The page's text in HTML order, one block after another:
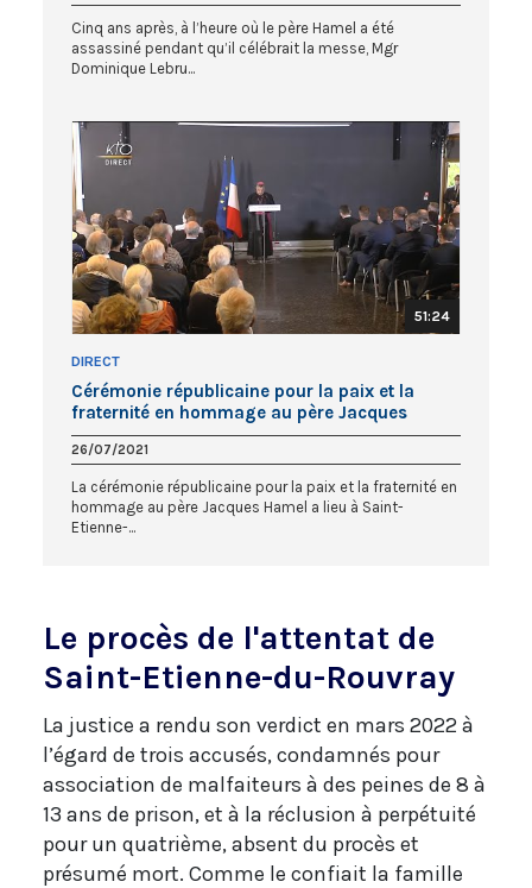
Cinq ans après, à l’heure où le père Hamel a été
assassiné pendant qu’il célébrait la messe, Mgr
Dominique Lebru...
51:24
DIRECT
Cérémonie républicaine pour la paix et la
fraternité en hommage au père Jacques
Hamel
26/07/2021
La cérémonie républicaine pour la paix et la fraternité en
hommage au père Jacques Hamel a lieu à Saint-
Etienne-...
Le procès de l'attentat de
Saint-Etienne-du-Rouvray
La justice a rendu son verdict en mars 2022 à
l’égard de trois accusés, condamnés pour
association de malfaiteurs à des peines de 8 à
13 ans de prison, et à la réclusion à perpétuité
pour un quatrième, absent du procès et
présumé mort. Comme le confiait la famille